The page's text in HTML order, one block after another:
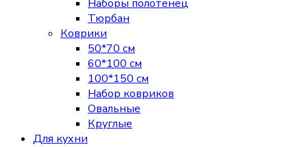
Наборы полотенец
Тюрбан
Коврики
50*70 см
60*100 см
100*150 см
Набор ковриков
Овальные
Круглые
Для кухни